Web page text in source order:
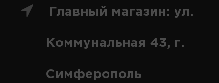
Главный магазин: ул.
Коммунальная 43, г.
Симферополь